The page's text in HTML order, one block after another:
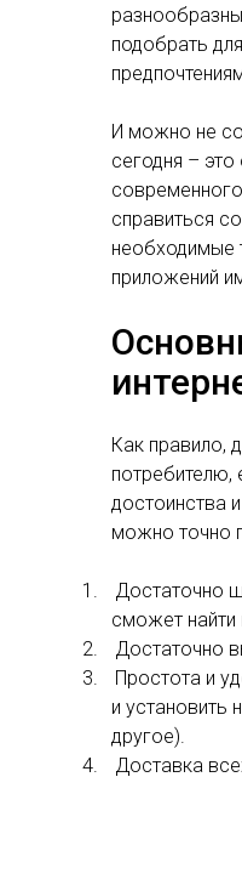
подобрать
И можно не
сегодня –
справиться
необходимые
приложений
Как правило,
потребителю,
достоинства
можно точно
1.
Достаточно
сможет найти
2.
Достаточно
3.
Простота и
и установить
другое).
4.
Доставка